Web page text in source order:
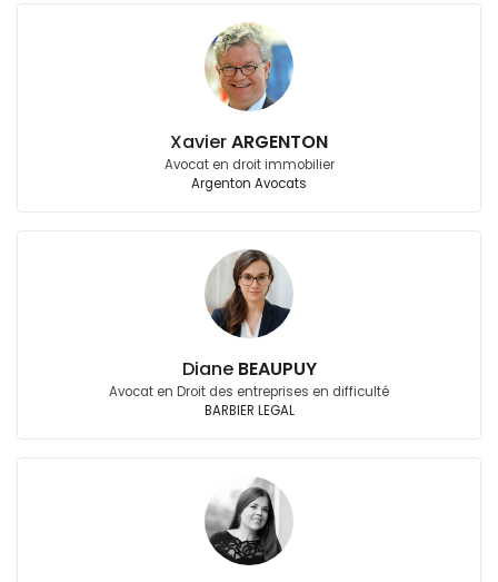
XavierARGENTON
Avocat en droit immobilier
Argenton Avocats
Diane BEAUPUY
Avocat en Droit des entreprises en difficulté
BARBIER LEGAL